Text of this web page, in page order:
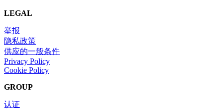
LEGAL
举报
隐私政策
供应的一般条件
Privacy Policy
Cookie Policy
GROUP
认证